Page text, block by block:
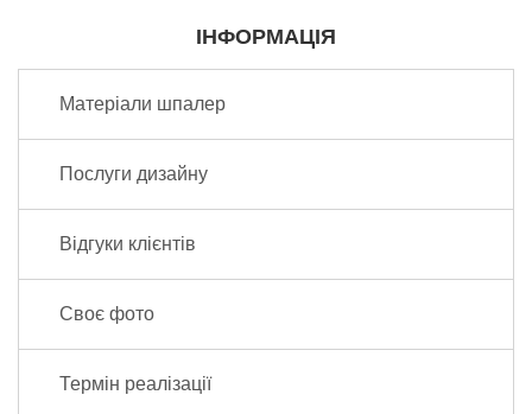
ІНФОРМАЦІЯ
Матеріали шпалер
Послуги дизайну
Відгуки клієнтів
Своє фото
Термін реалізації